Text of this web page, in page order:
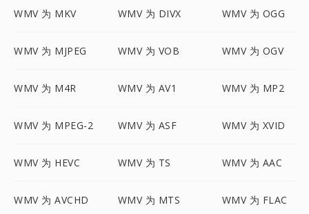
WMV 为 MKV WMV 为 DIVX WMV 为 OGG
WMV 为 MJPEG WMV 为 VOB WMV 为 OGV
WMV 为 M4R WMV 为 AV1 WMV 为 MP2
WMV 为 MPEG-2 WMV 为 ASF WMV 为 XVID
WMV 为 HEVC WMV 为 TS WMV 为 AAC
WMV 为 AVCHD WMV 为 MTS WMV 为 FLAC